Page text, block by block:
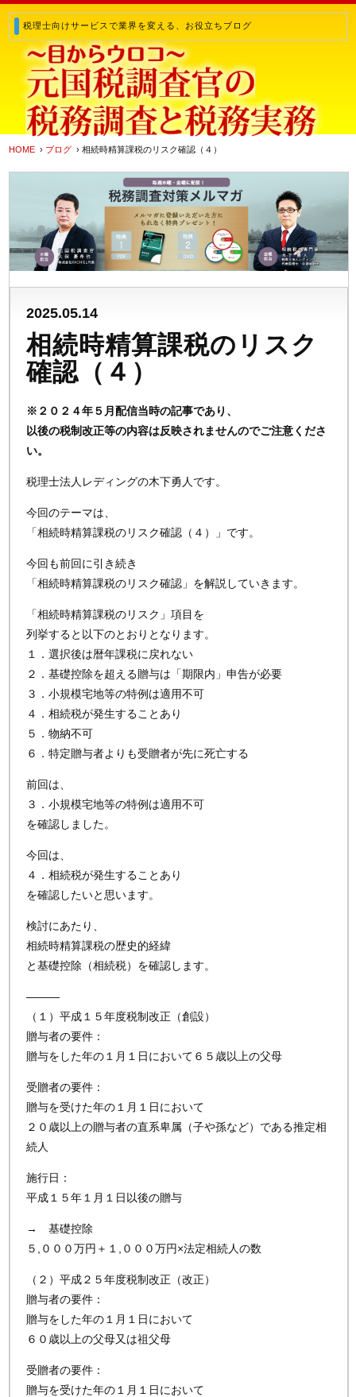
税理士向けサービスで業界を変える、お役立ちブログ
HOME › ブログ › 相続時精算課税のリスク確認（４）
2025.05.14
相続時精算課税のリスク
確認（４）
※２０２４年５月配信当時の記事であり、
以後の税制改正等の内容は反映されませんのでご注意くださ
い。
税理士法人レディングの木下勇人です。
今回のテーマは、
「相続時精算課税のリスク確認（４）」です。
今回も前回に引き続き
「相続時精算課税のリスク確認」を解説していきます。
「相続時精算課税のリスク」項目を
列挙すると以下のとおりとなります。
１．選択後は暦年課税に戻れない
２．基礎控除を超える贈与は「期限内」申告が必要
３．小規模宅地等の特例は適用不可
４．相続税が発生することあり
５．物納不可
６．特定贈与者よりも受贈者が先に死亡する
前回は、
３．小規模宅地等の特例は適用不可
を確認しました。
今回は、
４．相続税が発生することあり
を確認したいと思います。
検討にあたり、
相続時精算課税の歴史的経緯
と基礎控除（相続税）を確認します。
―――
（１）平成１５年度税制改正（創設）
贈与者の要件：
贈与をした年の１月１日において６５歳以上の父母
受贈者の要件：
贈与を受けた年の１月１日において
２０歳以上の贈与者の直系卑属（子や孫など）である推定相
続人
施行日：
平成１５年１月１日以後の贈与
→ 基礎控除
５,０００万円＋１,０００万円×法定相続人の数
（２）平成２５年度税制改正（改正）
贈与者の要件：
贈与をした年の１月１日において
６０歳以上の父母又は祖父母
受贈者の要件：
贈与を受けた年の１月１日において